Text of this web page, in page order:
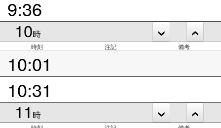
9:36
10時
時刻 注記 備考
10:01
10:31
11 時